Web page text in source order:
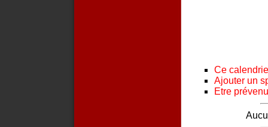
Ce
Ajouter un
Etre